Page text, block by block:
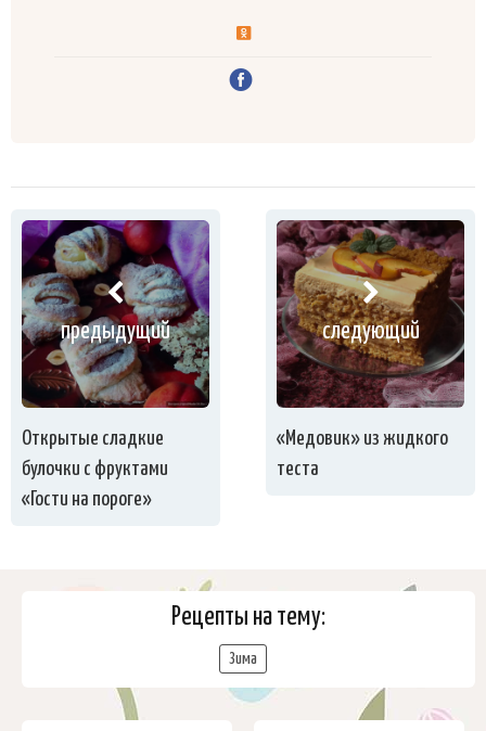
предыдущий
Открытые сладкие
булочки с фруктами
«Гости на пороге»
следующий
«Медовик» из жидкого
теста
Рецепты на тему:
Зима